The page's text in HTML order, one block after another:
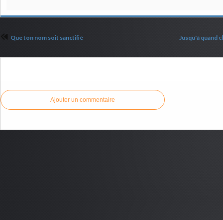
Que ton nom soit sanctifié Jusqu'à quand
Ajouter un commentaire